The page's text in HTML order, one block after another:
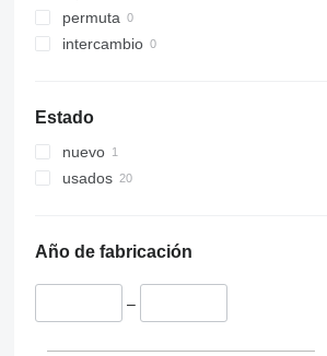
324
325
336
340
350
365
permuta
intercambio
Estado
nuevo
usados
Año de fabricación
–